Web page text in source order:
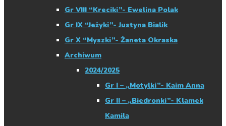
Gr VIII “Kreciki”- Ewelina Polak
Gr IX “Jeżyki”- Justyna Bialik
Gr X “Myszki”- Żaneta Okraska
Archiwum
2024/2025
Gr I – „Motylki”- Kaim Anna
Gr II – „Biedronki”- Klamek
Kamila